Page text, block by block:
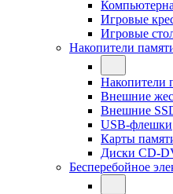
Игровые
Игровые
Накопители
Накопители
Внешние
Внешние
USB-флешки
Карты
Диски CD-
Бесперебойное